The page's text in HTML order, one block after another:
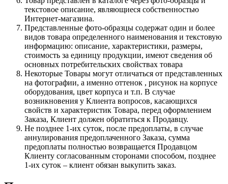
текстовое описание, являющиеся собственностью
Интернет-магазина.
Представленные фото-образцы содержат один и более
видов товара определенного наименования и текстовую
информацию: описание, характеристики, размеры,
стоимость за единицу продукции, имеют сведения об
основных потребительских свойствах товара
Некоторые Товары могут отличаться от представленных
на фотографии, а именно оттенок , рисунок на корпусе
оборудования, цвет корпуса и т.п. В случае
возникновения у Клиента вопросов, касающихся
свойств и характеристик Товара, перед оформлением
Заказа, Клиент должен обратиться к Продавцу.
Не позднее 1-их суток, после предоплаты, в случае
аннулирования предоплаченного Заказа, сумма
предоплаты полностью возвращается Продавцом
Клиенту согласованным сторонами способом, позднее
1-их суток – клиент обязан выкупить заказ.